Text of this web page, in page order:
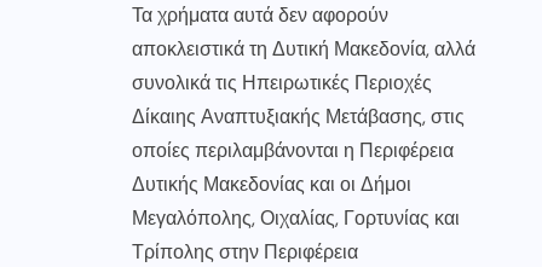
Τα χρήματα αυτά δεν αφορούν
αποκλειστικά τη Δυτική Μακεδονία, αλλά
συνολικά τις Ηπειρωτικές Περιοχές
Δίκαιης Αναπτυξιακής Μετάβασης, στις
οποίες περιλαμβάνονται η Περιφέρεια
Δυτικής Μακεδονίας και οι Δήμοι
Μεγαλόπολης, Οιχαλίας, Γορτυνίας και
Τρίπολης στην Περιφέρεια